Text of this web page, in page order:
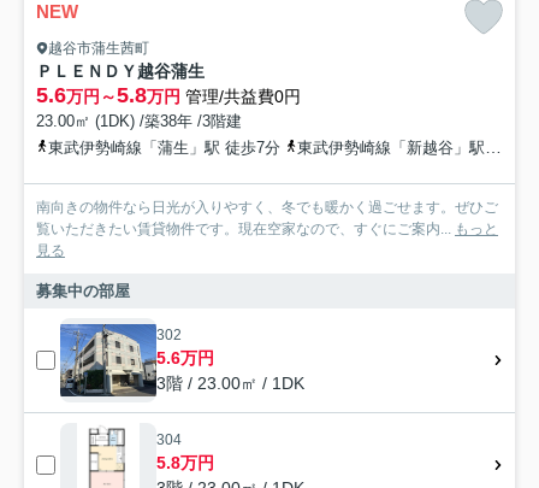
NEW
越谷市蒲生茜町
ＰＬＥＮＤＹ越谷蒲生
5.6万円～5.8万円 管理/共益費0円
23.00㎡ (1DK) /築38年 /3階建
東武伊勢崎線「蒲生」駅 徒歩7分
東武伊勢崎線「新越谷」駅 徒歩13分
南向きの物件なら日光が入りやすく、冬でも暖かく過ごせます。ぜひご
覧いただきたい賃貸物件です。現在空家なので、すぐにご案内... もっと
見る
募集中の部屋
302
5.6万円
3階 / 23.00㎡ / 1DK
304
5.8万円